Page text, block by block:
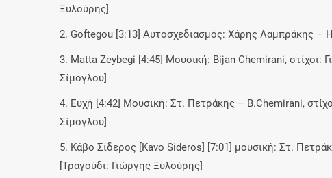
Ξυλούρης]
2. Goftegou [3:13] Αυτοσχεδιασμός: Χάρης Λαμπράκης –
3. Matta Zeybegi [4:45] Μουσική: Bijan Chemirani, στίχοι:
Σίμογλου]
4. Ευχή [4:42] Μουσική: Στ. Πετράκης – Β.Chemirani,
Σίμογλου]
5. Κάβο Σίδερος [Kavo Sideros] [7:01] μουσική: Στ.
[Τραγούδι: Γιώργης Ξυλούρης]